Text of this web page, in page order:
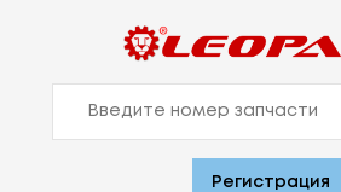
Регистрация